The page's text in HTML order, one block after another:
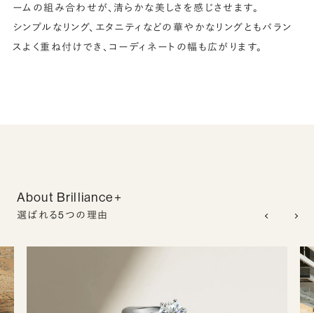
ームの組み合わせが、清らかな美しさを感じさせます。
シンプルなリング、エタニティなどの華やかなリングともバラン
スよく重ね付けでき、コーディネートの幅も広がります。
About Brilliance+
選ばれる5つの理由